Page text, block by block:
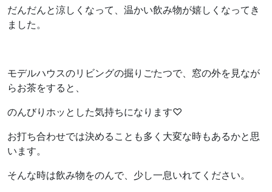
だんだんと涼しくなって、温かい飲み物が嬉しくなってき
ました。
モデルハウスのリビングの掘りごたつで、窓の外を見なが
らお茶をすると、
のんびりホッとした気持ちになります♡
お打ち合わせでは決めることも多く大変な時もあるかと思
います。
そんな時は飲み物をのんで、少し一息いれてください。